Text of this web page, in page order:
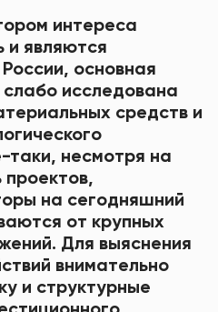
интереса
и являются
основная
исследована
средств и
таки, несмотря на
на сегодняшний
от крупных
Для выяснения
внимательно
и структурные